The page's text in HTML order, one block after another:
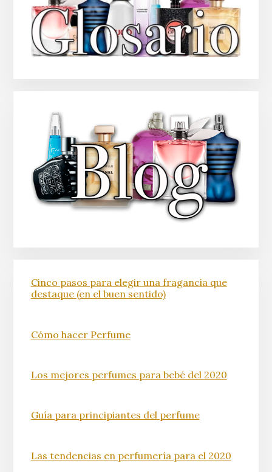
Cinco pasos para elegir una fragancia que
destaque (en el buen sentido)
Cómo hacer Perfume
Los mejores perfumes para bebé del 2020
Guía para principiantes del perfume
Las tendencias en perfumería para el 2020